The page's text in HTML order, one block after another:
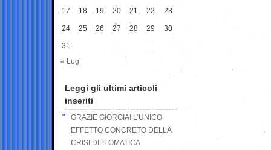
17 18 19 20 21 22 23
24 25 26 27 28 29 30
31
« Lug
Leggi gli ultimi articoli
inseriti
GRAZIE GIORGIA! L’UNICO
EFFETTO CONCRETO DELLA
CRISI DIPLOMATICA